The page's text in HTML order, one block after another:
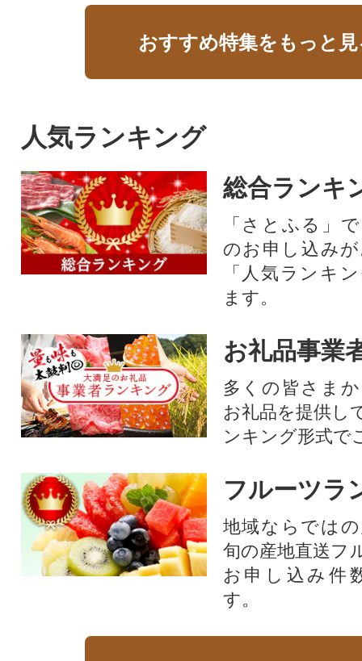
おすすめ特集をもっと
人気ランキング
総合ランキ
「さとふる」
のお申し込み
「人気ランキ
ます。
お礼品事業
多くの皆さま
お礼品を提供し
ンキング形式で
フルーツラ
地域ならでは
旬の産地直送フ
お申し込み件
す。